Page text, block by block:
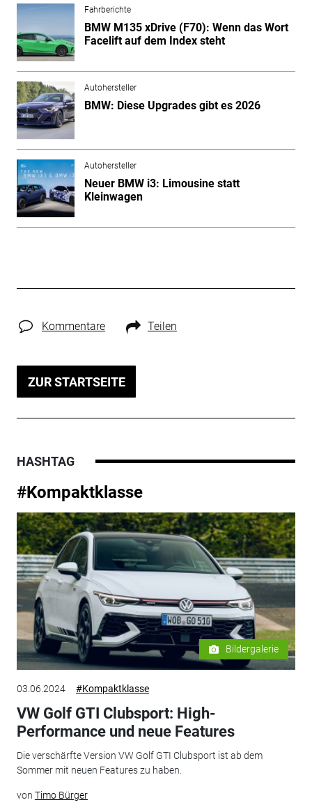
Fahrberichte
BMW M135 xDrive (F70): Wenn das Wort
Facelift auf dem Index steht
Autohersteller
BMW: Diese Upgrades gibt es 2026
Autohersteller
Neuer BMW i3: Limousine statt
Kleinwagen
Kommentare Teilen
ZUR STARTSEITE
HASHTAG
#Kompaktklasse
Bildergalerie
03.06.2024 #Kompaktklasse
VW Golf GTI Clubsport: High-
Performance und neue Features
Die verschärfte Version VW Golf GTI Clubsport ist ab dem
Sommer mit neuen Features zu haben.
von Timo Bürger